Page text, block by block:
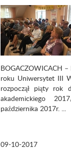
BOGACZOWICACH –
roku Uniwersytet III
rozpoczął piąty rok
akademickiego
października 2017r. ...
09-10-2017